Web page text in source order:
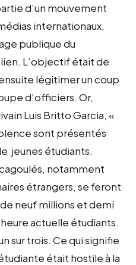
d’un mouvement
internationaux,
publique du
L’objectif était de
légitimer un coup
d’officiers. Or,
Luis Britto Garcia, «
sont présentés
jeunes étudiants.
notamment
étrangers, se feront
neuf millions et demi
actuelle étudiants.
sur trois. Ce qui signifie
était hostile à la